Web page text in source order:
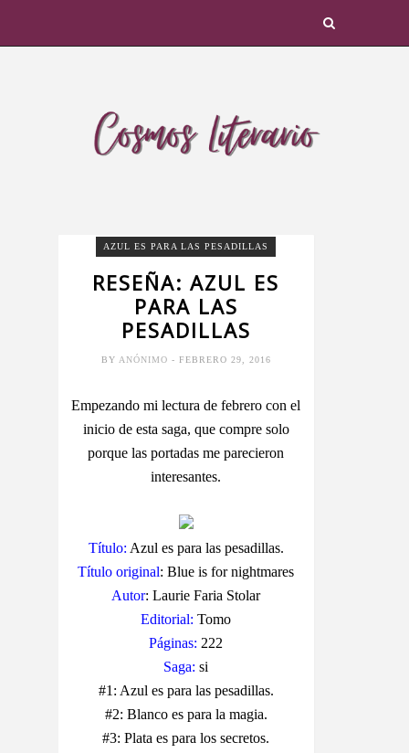
AZUL ES PARA LAS PESADILLAS
RESEÑA: AZUL ES
PARA LAS
PESADILLAS
BY ANÓNIMO - FEBRERO 29, 2016
Empezando mi lectura de febrero con el
inicio de esta saga, que compre solo
porque las portadas me parecieron
interesantes.
Título: Azul es para las pesadillas.
Título original: Blue is for nightmares
Autor: Laurie Faria Stolar
Editorial: Tomo
Páginas: 222
Saga: si
#1: Azul es para las pesadillas.
#2: Blanco es para la magia.
#3: Plata es para los secretos.